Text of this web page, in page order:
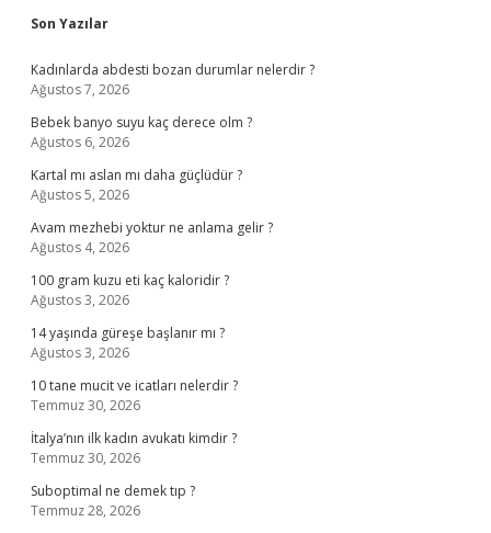
Sidebar
Son Yazılar
Kadınlarda abdesti bozan durumlar nelerdir ?
Ağustos 7, 2026
Bebek banyo suyu kaç derece olm ?
Ağustos 6, 2026
Kartal mı aslan mı daha güçlüdür ?
Ağustos 5, 2026
Avam mezhebi yoktur ne anlama gelir ?
Ağustos 4, 2026
100 gram kuzu eti kaç kaloridir ?
Ağustos 3, 2026
14 yaşında güreşe başlanır mı ?
Ağustos 3, 2026
10 tane mucit ve icatları nelerdir ?
Temmuz 30, 2026
İtalya’nın ilk kadın avukatı kimdir ?
Temmuz 30, 2026
Suboptimal ne demek tıp ?
Temmuz 28, 2026